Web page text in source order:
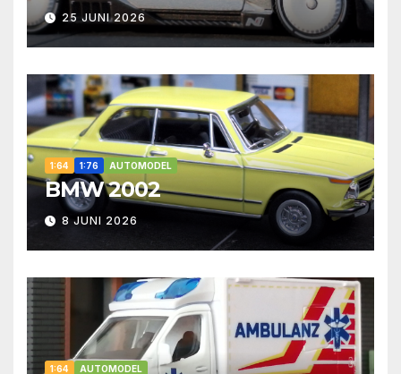
25 JUNI 2026
1:64 1:76 AUTOMODEL
BMW 2002
8 JUNI 2026
1:64 AUTOMODEL